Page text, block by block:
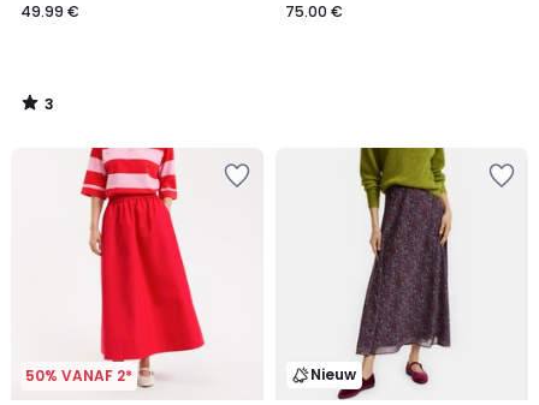
49.99 €
3
/
75.00 €
50% VANAF 2* Nieuw